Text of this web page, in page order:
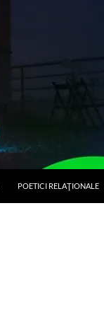
POETICI RELAŢIONALE